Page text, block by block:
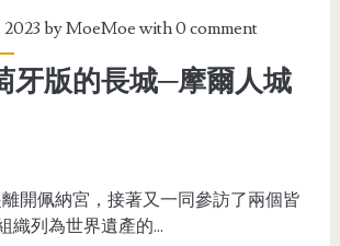
2023 byMoeMoewith0 comment
牙版的長城─摩爾人城
開佩納宮，接著又一同參訪了兩個皆
織列為世界遺產的...